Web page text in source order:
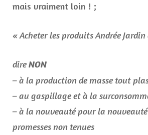
mais vraiment loin ! ;
« Acheter les produits Andrée Jardin
direNON
– à la production de masse tout
– au gaspillage et à la
– à la nouveauté pour la
promesses non tenues